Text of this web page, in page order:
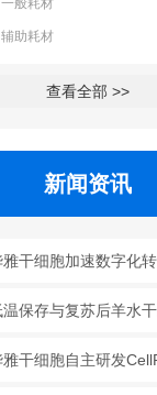
一般耗材
辅助耗材
查看全部 >>
新闻资讯